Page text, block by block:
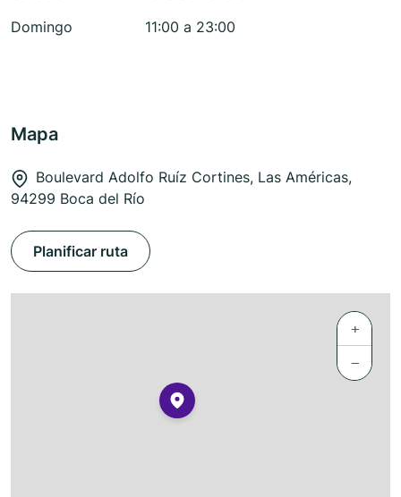
Domingo
11:00 a 23:00
Mapa
Boulevard Adolfo Ruíz Cortines, Las Américas,
94299 Boca del Río
Planificar ruta
+
−